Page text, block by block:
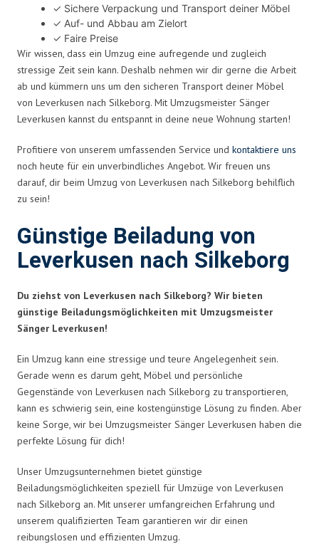
✓ Sichere Verpackung und Transport deiner Möbel
✓ Auf- und Abbau am Zielort
✓ Faire Preise
Wir wissen, dass ein Umzug eine aufregende und zugleich
stressige Zeit sein kann. Deshalb nehmen wir dir gerne die Arbeit
ab und kümmern uns um den sicheren Transport deiner Möbel
von Leverkusen nach Silkeborg. Mit Umzugsmeister Sänger
Leverkusen kannst du entspannt in deine neue Wohnung starten!
Profitiere von unserem umfassenden Service und kontaktiere uns
noch heute für ein unverbindliches Angebot. Wir freuen uns
darauf, dir beim Umzug von Leverkusen nach Silkeborg behilflich
zu sein!
Günstige Beiladung von
Leverkusen nach Silkeborg
Du ziehst von Leverkusen nach Silkeborg? Wir bieten
günstige Beiladungsmöglichkeiten mit Umzugsmeister
Sänger Leverkusen!
Ein Umzug kann eine stressige und teure Angelegenheit sein.
Gerade wenn es darum geht, Möbel und persönliche
Gegenstände von Leverkusen nach Silkeborg zu transportieren,
kann es schwierig sein, eine kostengünstige Lösung zu finden. Aber
keine Sorge, wir bei Umzugsmeister Sänger Leverkusen haben die
perfekte Lösung für dich!
Unser Umzugsunternehmen bietet günstige
Beiladungsmöglichkeiten speziell für Umzüge von Leverkusen
nach Silkeborg an. Mit unserer umfangreichen Erfahrung und
unserem qualifizierten Team garantieren wir dir einen
reibungslosen und effizienten Umzug.